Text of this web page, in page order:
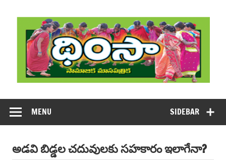
content
DHIMSA
SIDEBAR
MENU
అడవి బిడ్డల చదువులకు సహకారం ఇలాగేనా?